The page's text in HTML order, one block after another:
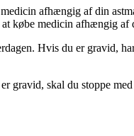
afhængig af din
købe medicin afhængig af
Hvis du er gravid,
skal du stoppe